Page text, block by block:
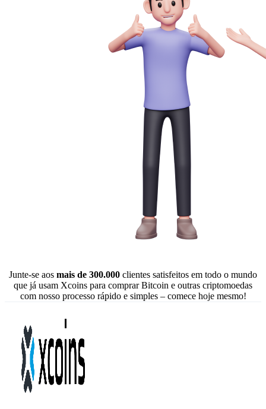
Junte-se aos mais de 300.000 clientes satisfeitos em todo o mundo
que já usam Xcoins para comprar Bitcoin e outras criptomoedas
com nosso processo rápido e simples – comece hoje mesmo!